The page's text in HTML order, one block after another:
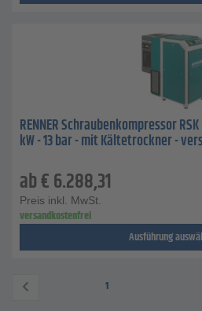
RENNER Schraubenkompressor
kW - 13 bar - mit Kältetrockner -
ab€6.288,31
Preis inkl. MwSt.
versandkostenfrei
Ausführung
1